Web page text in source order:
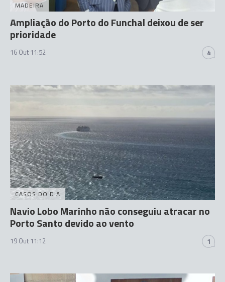
MADEIRA
Ampliação do Porto do Funchal deixou de ser
prioridade
16 Out 11:52 4
CASOS DO DIA
Navio Lobo Marinho não conseguiu atracar no
Porto Santo devido ao vento
19 Out 11:12 1